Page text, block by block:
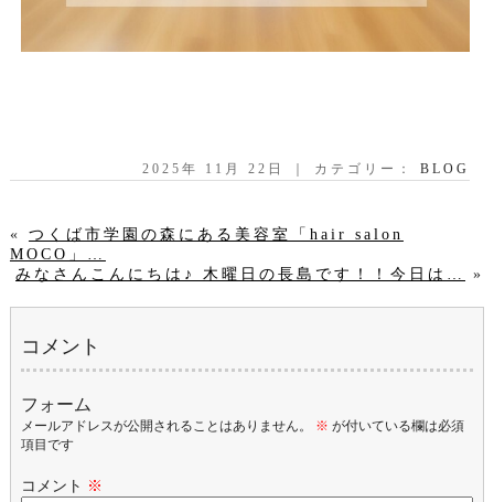
2025年 11月 22日 ｜ カテゴリー：BLOG
« つくば市学園の森にある美容室「hair salon
MOCO」…
みなさんこんにちは♪ 木曜日の長島です！！今日は…
»
コメント
フォーム
メールアドレスが公開されることはありません。 ※ が付いている欄は必須
項目です
コメント ※